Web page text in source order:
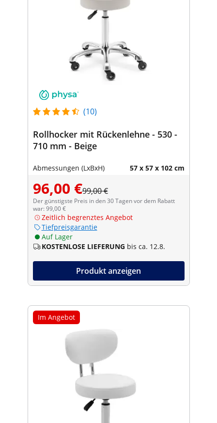
(10)
Rollhocker mit Rückenlehne - 530 -
710 mm - Beige
Abmessungen (LxBxH) 57 x 57 x 102 cm
96,00 €99,00 €
Der günstigste Preis in den 30 Tagen vor dem Rabatt
war: 99,00 €
Zeitlich begrenztes Angebot
Tiefpreisgarantie
Auf Lager
KOSTENLOSE LIEFERUNG bis ca. 12.8.
Produkt anzeigen
Im Angebot